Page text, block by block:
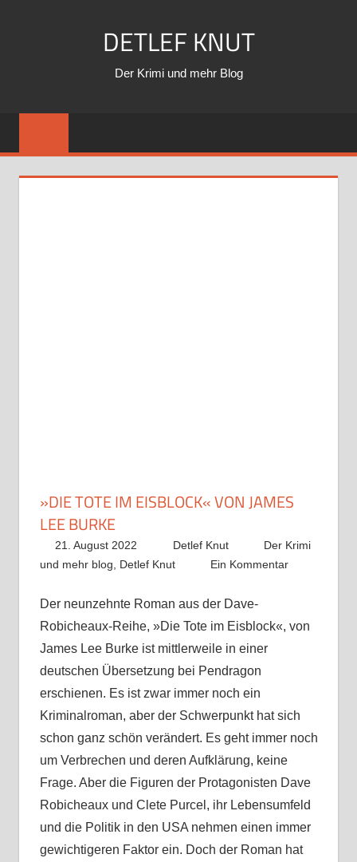
DETLEF KNUT
Der Krimi und mehr Blog
»DIE TOTE IM EISBLOCK« VON JAMES
LEE BURKE
21. August 2022 Detlef Knut
Der Krimi
und mehr blog, Detlef Knut Ein Kommentar
Der neunzehnte Roman aus der Dave-
Robicheaux-Reihe, »Die Tote im Eisblock«, von
James Lee Burke ist mittlerweile in einer
deutschen Übersetzung bei Pendragon
erschienen. Es ist zwar immer noch ein
Kriminalroman, aber der Schwerpunkt hat sich
schon ganz schön verändert. Es geht immer noch
um Verbrechen und deren Aufklärung, keine
Frage. Aber die Figuren der Protagonisten Dave
Robicheaux und Clete Purcel, ihr Lebensumfeld
und die Politik in den USA nehmen einen immer
gewichtigeren Faktor ein. Doch der Roman hat